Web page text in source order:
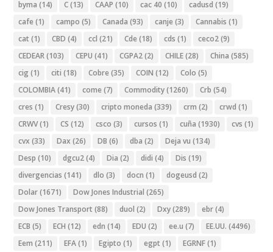
byma (14) C(13) CAAP (10) cac 40 (10) cadusd (19)
cafe (1) campo (5) Canada (93) canje (3) Cannabis (1)
cat (1) CBD (4) ccl (21) Cde (18) cds (1) ceco2(9)
CEDEAR(103) CEPU (41) CGPA2(2) CHILE(28) China (585)
cig (1) citi (18) Cobre (35) COIN (12) Colo (5)
COLOMBIA(41) come (7) Commodity(1260) Crb (54)
cres (1) Cresy(30) cripto moneda (339) crm (2) crwd (1)
CRWV(1) CS (12) csco (3) cursos (1) cuña (1930) cvs (1)
cvx (33) Dax (26) DB (6) dba (2) Deja vu (134)
Desp (10) dgcu2(4) Dia (2) didi (4) Dis (19)
divergencias (141) dlo (3) docn (1) dogeusd (2)
Dolar(1671) Dow Jones Industrial (265)
Dow Jones Transport (88) duol (2) Dxy(289) ebr(4)
ECB (5) ECH (12) edn (14) EDU (2) ee.u (7) EE.UU. (4496)
Eem (211) EFA(1) Egipto (1) egpt (1) EGRNF(1)